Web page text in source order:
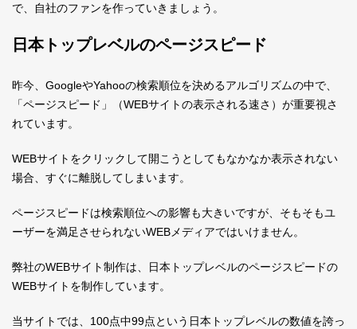
で、自社のファンを作っていきましょう。
日本トップレベルのページスピード
昨今、GoogleやYahooの検索順位を決めるアルゴリズムの中で、
「ページスピード」（WEBサイトの表示される速さ）が重要視さ
れています。
WEBサイトをクリックして開こうとしてもなかなか表示されない
場合、すぐに離脱してしまいます。
ページスピードは検索順位への影響も大きいですが、そもそもユ
ーザーを満足させられないWEBメディアではいけません。
弊社のWEBサイト制作は、日本トップレベルのページスピードの
WEBサイトを制作しています。
当サイトでは、100点中99点という日本トップレベルの数値を誇っ